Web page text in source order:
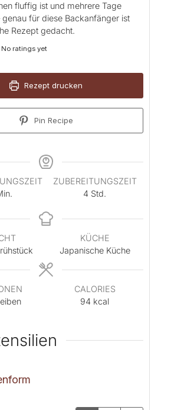
fluffig ist und mehrere Tage
für diese Backanfänger ist
Rezept gedacht.
No ratings yet
Rezept drucken
Pin Recipe
ZUBEREITUNGSZEIT
4 S
u
d
e
n
Std.
KÜCHE
Japanische Küche
CALORIES
94 kcal